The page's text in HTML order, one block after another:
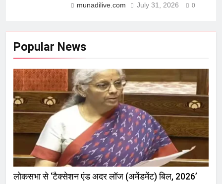
munadilive.com July 31, 2026 0
Popular News
लोकसभा से ‘टैक्सेशन एंड अदर लॉज (अमेंडमेंट) बिल, 2026’